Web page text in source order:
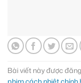
Bài viết này được
phim cách nhiệt chính